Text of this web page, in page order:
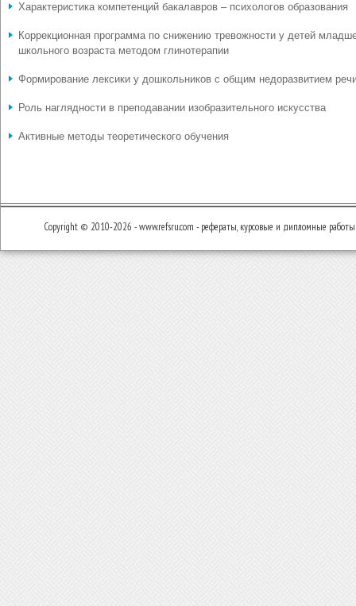
Характеристика компетенций бакалавров – психологов образования
Коррекционная программа по снижению тревожности у детей
школьного возраста методом глинотерапии
Формирование лексики у дошкольников с общим недоразвитием
Роль наглядности в преподавании изобразительного искусства
Активные методы теоретического обучения
Copyright © 2010-2026 - www.refsru.com - рефераты, курсовые и дипломные работы